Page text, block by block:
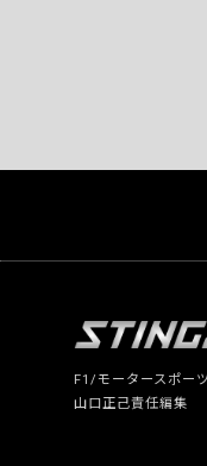
F1/モータースポー
山口正己責任編集